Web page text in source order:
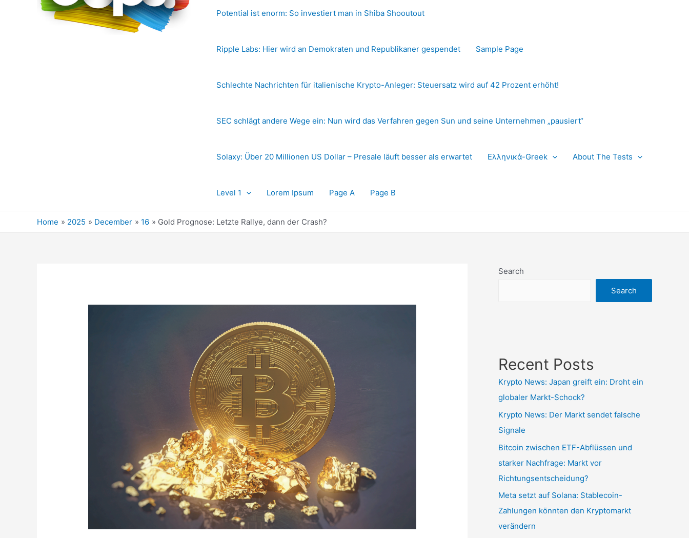
Potential ist enorm: So investiert man in Shiba Shooutout
Ripple Labs: Hier wird an Demokraten und Republikaner gespendet Sample Page
Schlechte Nachrichten für italienische Krypto-Anleger: Steuersatz wird auf 42 Prozent erhöht!
SEC schlägt andere Wege ein: Nun wird das Verfahren gegen Sun und seine Unternehmen „pausiert“
Solaxy: Über 20 Millionen US Dollar – Presale läuft besser als erwartet Ελληνικά-Greek About The Tests
Level 1 Lorem Ipsum Page A Page B
Home 2025 December 16 Gold Prognose: Letzte Rallye, dann der Crash?
Search
Search
Recent Posts
Krypto News: Japan greift ein: Droht ein
globaler Markt-Schock?
Krypto News: Der Markt sendet falsche
Signale
Bitcoin zwischen ETF-Abflüssen und
starker Nachfrage: Markt vor
Richtungsentscheidung?
Meta setzt auf Solana: Stablecoin-
Zahlungen könnten den Kryptomarkt
verändern